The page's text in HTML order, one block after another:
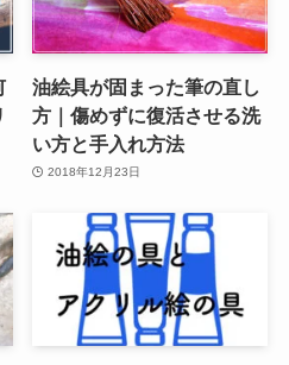
油絵具が固まった筆の直し
方｜傷めずに復活させる洗
い方と手入れ方法
2018年12月23日